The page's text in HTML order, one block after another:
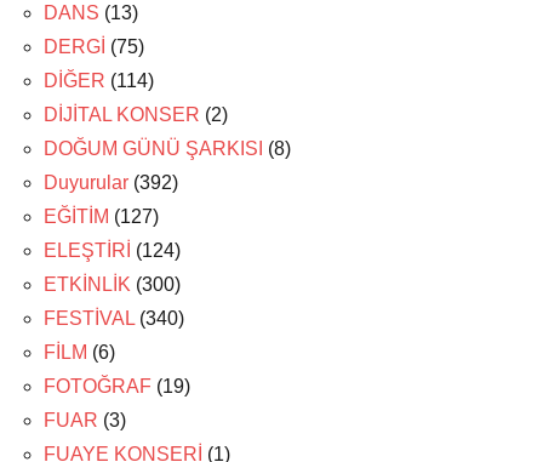
DANS (13)
DERGİ (75)
DİĞER (114)
DİJİTAL KONSER (2)
DOĞUM GÜNÜ ŞARKISI (8)
Duyurular (392)
EĞİTİM (127)
ELEŞTİRİ (124)
ETKİNLİK (300)
FESTİVAL (340)
FİLM (6)
FOTOĞRAF (19)
FUAR (3)
FUAYE KONSERİ (1)